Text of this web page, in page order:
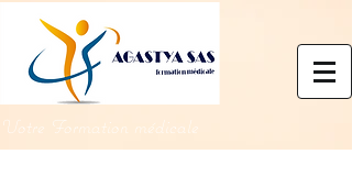
Votre Formation médicale